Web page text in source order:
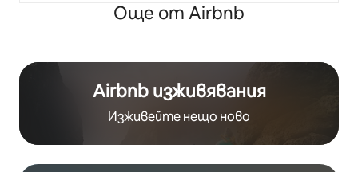
Още от Airbnb
Airbnb изживявания
Изживейте нещо ново